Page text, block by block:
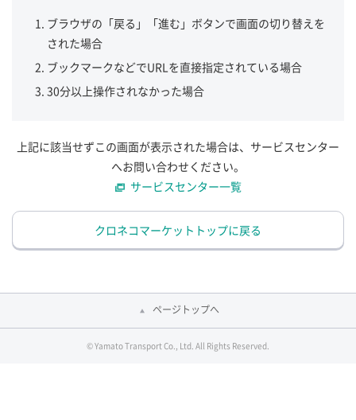
ブラウザの「戻る」「進む」ボタンで画面の切り替えを
された場合
ブックマークなどでURLを直接指定されている場合
30分以上操作されなかった場合
上記に該当せずこの画面が表示された場合は、サービスセンター
へお問い合わせください。
サービスセンター一覧
クロネコマーケットトップに戻る
ページトップへ
© Yamato Transport Co., Ltd. All Rights Reserved.